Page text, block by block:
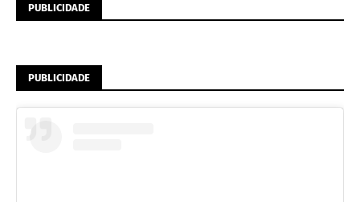
PUBLICIDADE
PUBLICIDADE